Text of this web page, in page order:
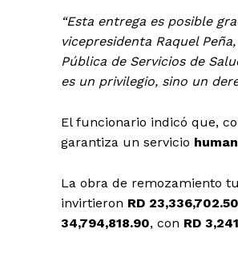
“Esta entrega es posible
vicepresidenta Raquel
Pública de Servicios de
es un privilegio, sino un
El funcionario indicó que,
garantiza un servicio
La obra de remozamiento
invirtieron RD 23,336,702.50
34,794,818.90, con RD